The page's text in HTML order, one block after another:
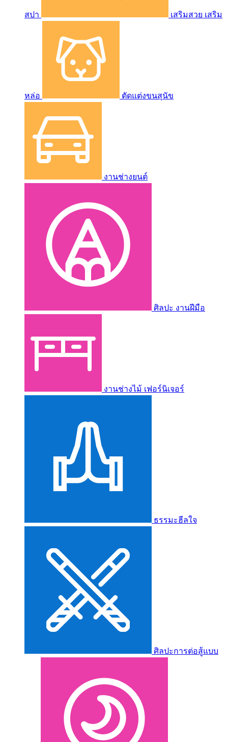
สปา เสริมสวย เสริม
หล่อ ตัดแต่งขนสุนัข
งานช่างยนต์
ศิลปะ งานฝีมือ
งานช่างไม้ เฟอร์นิเจอร์
ธรรมะฮีลใจ
ศิลปะการต่อสู้แบบ